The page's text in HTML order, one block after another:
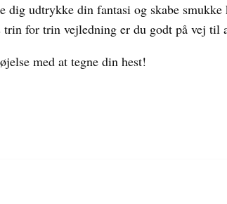
udtrykke din fantasi og skabe
for trin vejledning er du godt på vej til
med at tegne din hest!